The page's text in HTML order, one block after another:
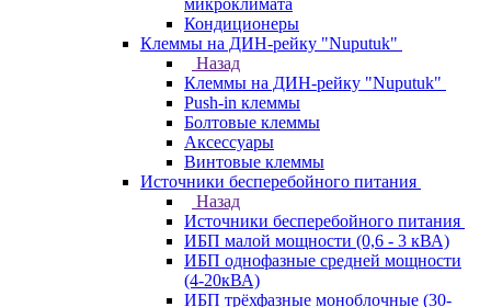
микроклимата
Кондиционеры
Клеммы на ДИН-рейку "Nuputuk"
Назад
Клеммы на ДИН-рейку "Nuputuk"
Push-in клеммы
Болтовые клеммы
Аксессуары
Винтовые клеммы
Источники бесперебойного питания
Назад
Источники бесперебойного питания
ИБП малой мощности (0,6 - 3 кВА)
ИБП однофазные средней мощности
(4-20кВА)
ИБП трёхфазные моноблочные (30-